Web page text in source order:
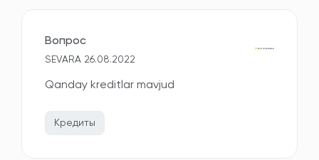
Вопрос
SEVARA 26.08.2022
Qanday kreditlar mavjud
Кредиты